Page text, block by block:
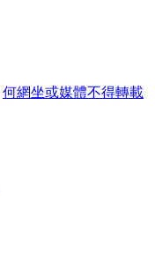
何網坐或媒體不得轉載